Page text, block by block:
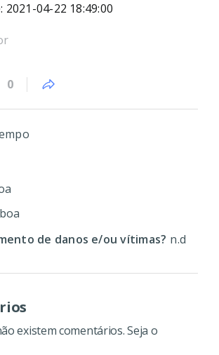
2021-04-22 18:49:00
0
de danos e/ou vítimas? n.d
existem comentários. Seja o